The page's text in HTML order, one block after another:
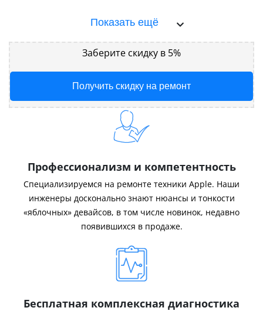
Показать ещё
Заберите скидку в 5%
Получить скидку на ремонт
Профессионализм и компетентность
Специализируемся на ремонте техники Apple. Наши
инженеры досконально знают нюансы и тонкости
«яблочных» девайсов, в том числе новинок, недавно
появившихся в продаже.
Бесплатная комплексная диагностика